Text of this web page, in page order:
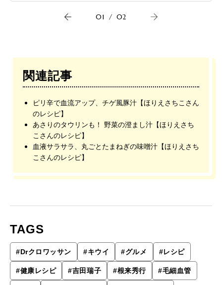
01 / 02
関連記事
ピリ辛で血流アップ、チゲ風豚汁【ほりえさちこさん
のレシピ】
あさりのタウリンも！ 野菜の澄まし汁【ほりえさち
こさんのレシピ】
血液サラサラ、丸ごとたまねぎの味噌汁【ほりえさち
こさんのレシピ】
TAGS
#Drクロワッサン #キウイ #グルメ #レシピ
#健康レシピ #吉田瑞子 #根来秀行 #毛細血管